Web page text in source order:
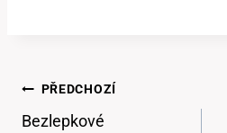
Navigace
Pro
PŘEDCHOZÍ
Bezlepkové